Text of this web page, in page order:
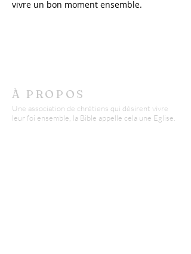
vivre un bon moment ensemble.
À PROPOS
Une association de chrétiens qui désirent vivre
leur foi ensemble, la Bible appelle cela une Eglise.